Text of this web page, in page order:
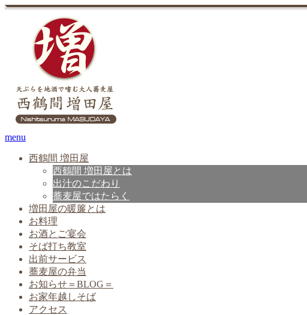
menu
西鶴間 増田屋
西鶴間 増田屋とは
出汁のこだわり
蕎麦屋ではたらく
増田屋の暖簾とは
お料理
お酒とご宴会
そば打ち教室
出前サービス
蕎麦屋の弁当
お知らせ＝BLOG＝
お家年越しそば
アクセス